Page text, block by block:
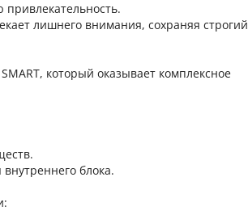
лишнего внимания, сохраняя строгий
который оказывает комплексное
блока.